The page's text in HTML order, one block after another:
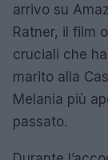
arrivo su
Ratner, il film
cruciali che
marito alla
Melania più
passato.